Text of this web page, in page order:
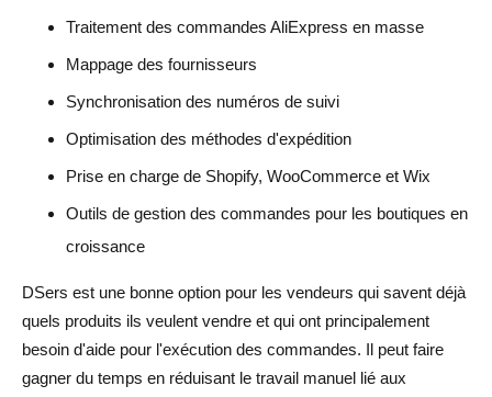
Traitement des commandes AliExpress en masse
Mappage des fournisseurs
Synchronisation des numéros de suivi
Optimisation des méthodes d'expédition
Prise en charge de Shopify, WooCommerce et Wix
Outils de gestion des commandes pour les boutiques en
croissance
DSers est une bonne option pour les vendeurs qui savent déjà
quels produits ils veulent vendre et qui ont principalement
besoin d'aide pour l'exécution des commandes. Il peut faire
gagner du temps en réduisant le travail manuel lié aux